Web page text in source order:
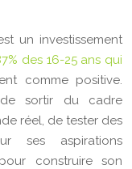
un investissement
des 16-25 ans qui
comme positive.
de sortir du cadre
réel, de tester des
ses aspirations
construire son